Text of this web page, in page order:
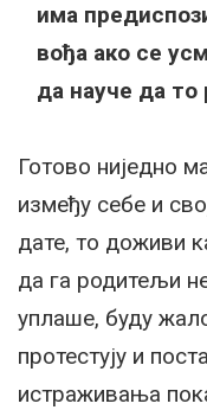
има
вођа ако се
да науче да то
Готово ниједно
између себе и
дате, то доживи
да га родитељи
уплаше, буду
протестују и
истраживања